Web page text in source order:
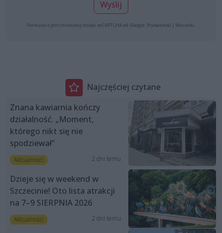
Wyślij
Formularz jest chroniony dzięki reCAPTCHA od Google: Prywatność | Warunki
Najczęściej czytane
Znana kawiarnia kończy
działalność. „Moment,
którego nikt się nie
spodziewał”
Aktualności 2 dni temu
Dzieje się w weekend w
Szczecinie! Oto lista atrakcji
na 7–9 SIERPNIA 2026
Aktualności 2 dni temu